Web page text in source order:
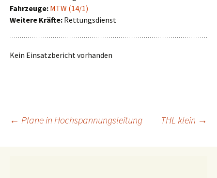
Fahrzeuge: MTW (14/1)
Weitere Kräfte: Rettungsdienst
Kein Einsatzbericht vorhanden
Beitragsnavigation
← Plane in Hochspannungsleitung THL klein →